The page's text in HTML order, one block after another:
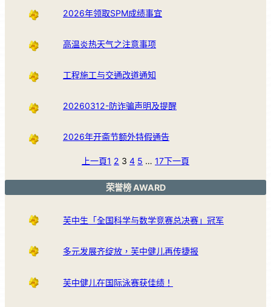
2026年领取SPM成绩事宜
高温炎热天气之注意事项
工程施工与交通改道通知
20260312-防诈骗声明及提醒
2026年开斋节额外特假通告
上一頁1 2 3 4 5 … 17下一頁
荣誉榜 AWARD
芙中生「全国科学与数学竞赛总决赛」冠军
多元发展齐绽放，芙中健儿再传捷报
芙中健儿在国际泳赛获佳绩！